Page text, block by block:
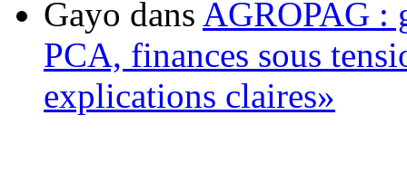
Gayo dans AGROPAG :
PCA, finances sous
explications claires»